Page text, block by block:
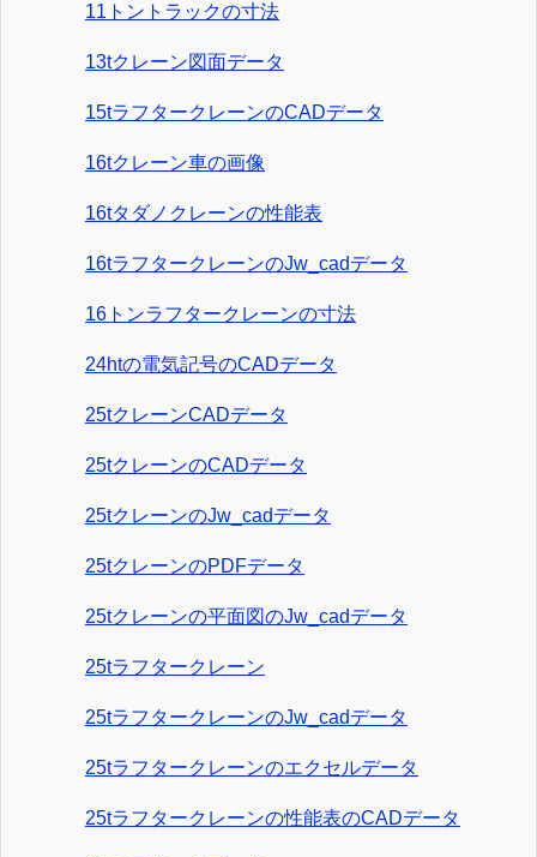
11トントラックの寸法
13tクレーン図面データ
15tラフタークレーンのCADデータ
16tクレーン車の画像
16tタダノクレーンの性能表
16tラフタークレーンのJw_cadデータ
16トンラフタークレーンの寸法
24htの電気記号のCADデータ
25tクレーンCADデータ
25tクレーンのCADデータ
25tクレーンのJw_cadデータ
25tクレーンのPDFデータ
25tクレーンの平面図のJw_cadデータ
25tラフタークレーン
25tラフタークレーンのJw_cadデータ
25tラフタークレーンのエクセルデータ
25tラフタークレーンの性能表のCADデータ